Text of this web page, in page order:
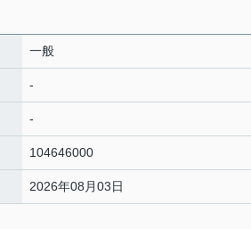
一般
-
-
104646000
2026年08月03日